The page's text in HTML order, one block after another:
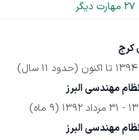
27 مهارت دیگر
کرج
تا اکنون (حدود 11 سال)
مهندسی البرز
- 31 مرداد 1392
(9 ماه)
مهندسی البرز